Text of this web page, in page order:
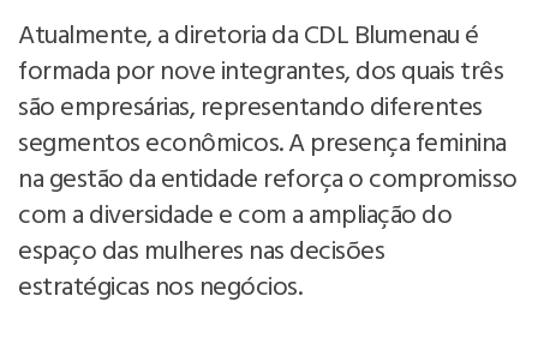
Atualmente, a diretoria da CDL Blumenau é
formada por nove integrantes, dos quais três
são empresárias, representando diferentes
segmentos econômicos. A presença feminina
na gestão da entidade reforça o compromisso
com a diversidade e com a ampliação do
espaço das mulheres nas decisões
estratégicas nos negócios.